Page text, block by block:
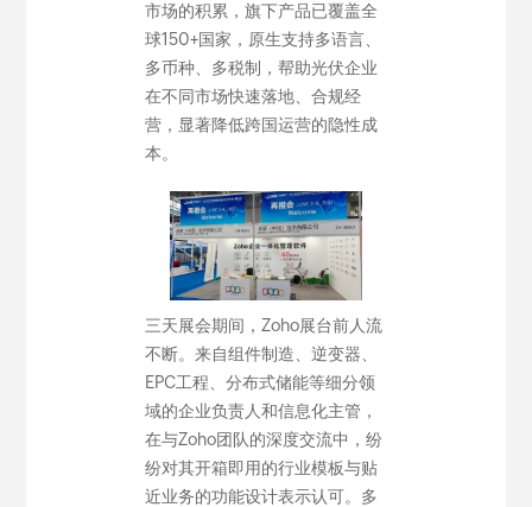
市场的积累，旗下产品已覆盖全
球150+国家，原生支持多语言、
多币种、多税制，帮助光伏企业
在不同市场快速落地、合规经
营，显著降低跨国运营的隐性成
本。
三天展会期间，Zoho展台前人流
不断。来自组件制造、逆变器、
EPC工程、分布式储能等细分领
域的企业负责人和信息化主管，
在与Zoho团队的深度交流中，纷
纷对其开箱即用的行业模板与贴
近业务的功能设计表示认可。多